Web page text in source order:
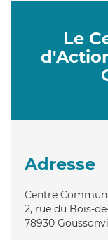
Le
Adresse
Centre
2, rue du Bois-
78930